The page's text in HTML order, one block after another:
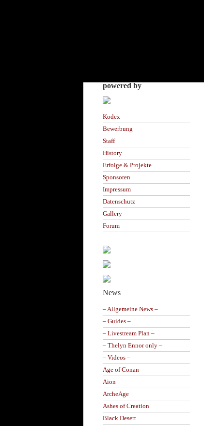
powered by
Kodex
Bewerbung
Staff
History
Erfolge & Projekte
Sponsoren
Impressum
Datenschutz
Gallery
Forum
News
– Allgemeine News –
– Guides –
– Livestream Plan –
– Thelyn Ennor only –
– Videos –
Age of Conan
Aion
ArcheAge
Ashes of Creation
Black Desert